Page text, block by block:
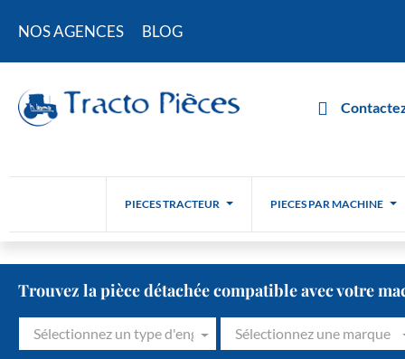
NOS AGENCES BLOG
PIECES TRACTEUR PIECES PAR MACHINE
Trouvez la pièce détachée compatible avec votre
Sélectionnez un type d'engin Sélectionnez une marque